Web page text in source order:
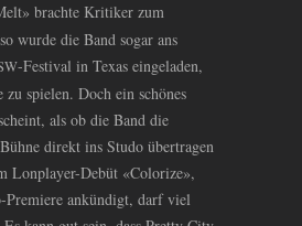
brachte Kritiker zum
wurde die Band sogar ans
-Festival in Texas eingeladen,
zu spielen. Doch ein schönes
als ob die Band die
direkt ins Studo übertragen
Lonplayer-Debüt «Colorize»,
Premiere ankündigt, darf viel